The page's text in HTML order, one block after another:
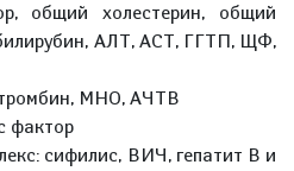
общий холестерин, общий
АЛТ, АСТ, ГГТП, ЩФ,
МНО, АЧТВ
фактор
сифилис, ВИЧ, гепатит В и